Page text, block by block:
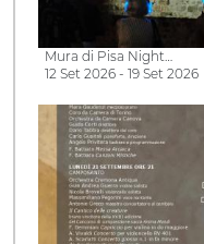
Mura di Pisa Night…
12 Set 2026 - 19 Set 2026